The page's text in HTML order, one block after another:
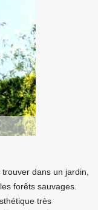
dans un jardin,
forêts sauvages.
très